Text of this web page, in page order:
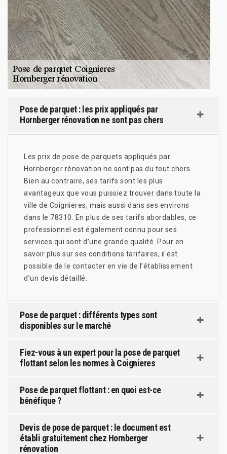
Pose de parquet : les prix appliqués par
Hornberger rénovation ne sont pas chers
Les prix de pose de parquets appliqués par
Hornberger rénovation ne sont pas du tout chers.
Bien au contraire, ses tarifs sont les plus
avantageux que vous puissiez trouver dans toute la
ville de Coignieres, mais aussi dans ses environs
dans le 78310. En plus de ses tarifs abordables, ce
professionnel est également connu pour ses
services qui sont d’une grande qualité. Pour en
savoir plus sur ses conditions tarifaires, il est
possible de le contacter en vie de l’établissement
d’un devis détaillé.
Pose de parquet : différents types sont
disponibles sur le marché
Fiez-vous à un expert pour la pose de parquet
flottant selon les normes à Coignieres
Pose de parquet flottant : en quoi est-ce
bénéfique ?
Devis de pose de parquet : le document est
établi gratuitement chez Hornberger
rénovation